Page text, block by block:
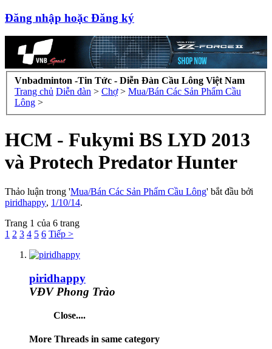
Đăng nhập hoặc Đăng ký
Vnbadminton -Tin Tức - Diễn Đàn Cầu Lông Việt Nam
Trang chủ Diễn đàn > Chợ > Mua/Bán Các Sản Phẩm Cầu
Lông >
HCM - Fukymi BS LYD 2013
và Protech Predator Hunter
Thảo luận trong 'Mua/Bán Các Sản Phẩm Cầu Lông' bắt đầu bởi
piridhappy, 1/10/14.
Trang 1 của 6 trang
1 2 3 4 5 6 Tiếp >
piridhappy
VĐV Phong Trào
Close....
More Threads in same category